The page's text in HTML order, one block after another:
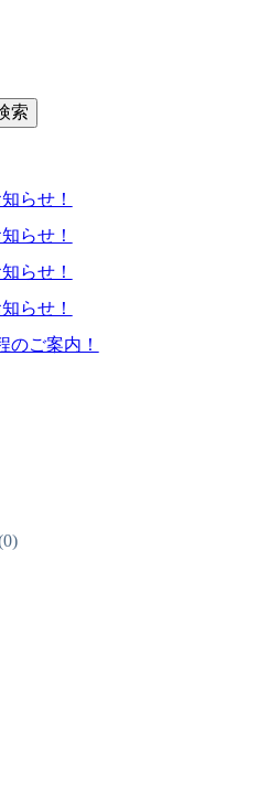
らせ！
らせ！
らせ！
らせ！
のご案内！